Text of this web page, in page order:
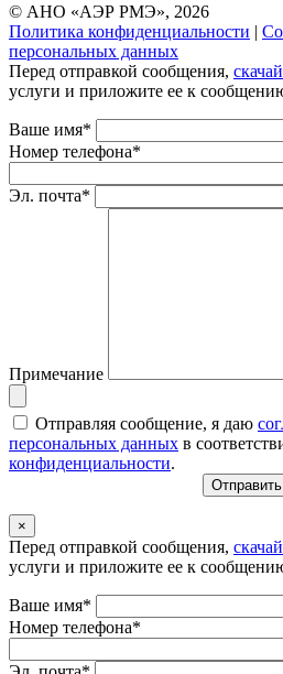
© АНО «АЭР РМЭ», 2026
Политика конфиденциальности |
персональных данных
Перед отправкой сообщения,
услуги и приложите ее к
Ваше имя*
Номер телефона*
Эл. почта*
Примечание
Отправляя сообщение, я даю
персональных данных в
конфиденциальности.
×
Перед отправкой сообщения,
услуги и приложите ее к
Ваше имя*
Номер телефона*